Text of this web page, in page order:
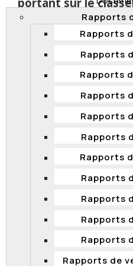
Rapports
Rapports
Rapports
Rapports
Rapports
Rapports
Rapports
Rapports
Rapports
Rapports
Rapports
Rapports
Rapports de
professionnel au
Le 31 mars 2023, la
vérification ponctuelle, qui
classement du personnel
québécois de la langue
La Commission a analysé
celles-ci ont déjà
ont réalisé des progrès
formulées, et la
Suivi de la
portant
sur les
emplois